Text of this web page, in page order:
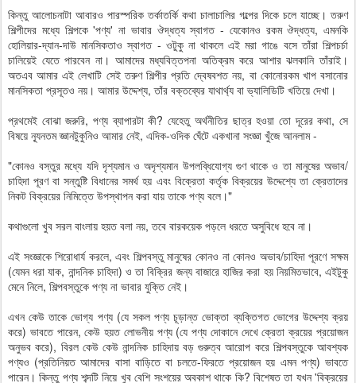
কিন্তু আলোচনাটা আবারও পারস্পরিক তর্কাতর্কি কথা চালাচালির গল্পের দিকে চলে যাচ্ছে। তরুণ
শিল্পীদের মধ্যে শিল্পকে 'পণ্য' না ভাবার ঔদ্ধত্য স্বাগত - যেকোনও রকম ঔদ্ধত্য, এমনকি
হোলিয়ার-দ্যান-দাউ মানসিকতাও স্বাগত - ওটুকু না থাকলে এই মরা গাঙে বসে তাঁরা শিল্পচর্চা
চালিয়েই যেতে পারবেন না। আমাদের মধ্যবিত্তপনা অতিক্রম করে আশার ঝলকানি তাঁরাই।
অতএব আমার এই লেখাটি সেই তরুণ শিল্পীর প্রতি দ্বেষবশত নয়, বা কোনোরকম খাপ বসানোর
মানসিকতা প্রসূতও নয়। আমার উদ্দেশ্য, তাঁর বক্তব্যের যাথার্থ্য বা ভ্যালিডিটি খতিয়ে দেখা।
প্রথমেই বোঝা জরুরি, পণ্য ব্যাপারটা কী? যেহেতু অর্থনীতির ছাত্র হওয়া তো দূরের কথা, সে
বিষয়ে ন্যূনতম জ্ঞানটুকুনিও আমার নেই, এদিক-ওদিক ঘেঁটে একখানা সংজ্ঞা খুঁজে আনলাম -
"কোনও বস্তুর মধ্যে যদি দৃশ্যমান ও অদৃশ্যমান উপলব্ধিযোগ্য গুণ থাকে ও তা মানুষের অভাব/
চাহিদা পূরণ বা সন্তুষ্টি বিধানের সমর্থ হয় এবং বিক্রেতা কর্তৃক বিক্রয়ের উদ্দেশ্যে তা ক্রেতাদের
নিকট বিক্রয়ের নিমিত্তে উপস্থাপন করা যায় তাকে পণ্য বলে।"
কথাগুলো খুব সরল বাংলায় হয়ত বলা নয়, তবে বারকয়েক পড়লে ধরতে অসুবিধে হবে না।
এই সংজ্ঞাকে শিরোধার্য করলে, এবং শিল্পবস্তু মানুষের কোনও না কোনও অভাব/চাহিদা পূরণে সক্ষম
(যেমন ধরা যাক, নান্দনিক চাহিদা) ও তা বিক্রির জন্য বাজারে হাজির করা হয় নিয়মিতভাবে, এইটুকু
মেনে নিলে, শিল্পবস্তুকে পণ্য না ভাবার যুক্তি নেই।
এখন কেউ তাকে ভোগ্য পণ্য (যে সকল পণ্য চূড়ান্ত ভোক্তা ব্যক্তিগত ভোগের উদ্দেশ্য ক্রয়
করে) ভাবতে পারেন, কেউ হয়ত লোভনীয় পণ্য (যে পণ্য দোকানে দেখে ক্রেতা ক্রয়ের প্রয়োজন
অনুভব করে), বিরল কেউ কেউ নান্দনিক চাহিদায় বড় গুরুত্ব আরোপ করে শিল্পবস্তুকে আবশ্যক
পণ্যও (প্রতিনিয়ত আমাদের বাসা বাড়িতে বা চলতে-ফিরতে প্রয়োজন হয় এমন পণ্য) ভাবতে
পারেন। কিন্তু পণ্য শব্দটি নিয়ে খুব বেশি সংশয়ের অবকাশ থাকে কি? বিশেষত তা যখন 'বিক্রয়ের